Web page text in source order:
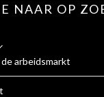
NAAR OP
arbeidsmarkt